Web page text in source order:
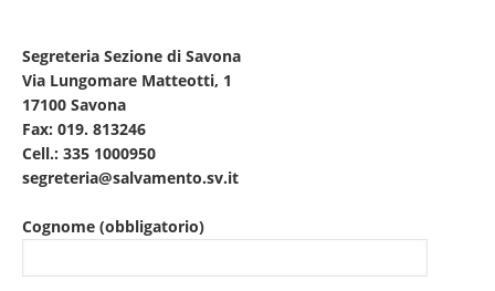
Segreteria Sezione di Savona
Via Lungomare Matteotti, 1
17100 Savona
Fax: 019. 813246
Cell.: 335 1000950
segreteria@salvamento.sv.it
Cognome (obbligatorio)